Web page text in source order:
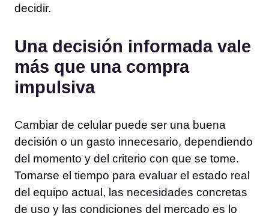
decidir.
Una decisión informada vale
más que una compra
impulsiva
Cambiar de celular puede ser una buena
decisión o un gasto innecesario, dependiendo
del momento y del criterio con que se tome.
Tomarse el tiempo para evaluar el estado real
del equipo actual, las necesidades concretas
de uso y las condiciones del mercado es lo